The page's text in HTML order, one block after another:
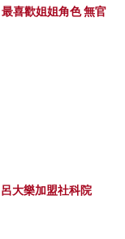
喜歡姐姐角色 無官
大樂加盟社科院